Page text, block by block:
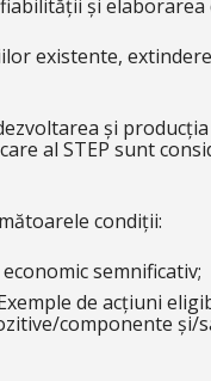
și elaborarea
existente,
și
al STEP sunt
condiții:
semnificativ;
de acțiuni
componente și/